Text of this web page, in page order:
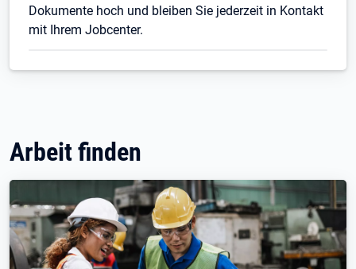
Dokumente hoch und bleiben Sie jederzeit in Kontakt
mit Ihrem Jobcenter.
Arbeit finden